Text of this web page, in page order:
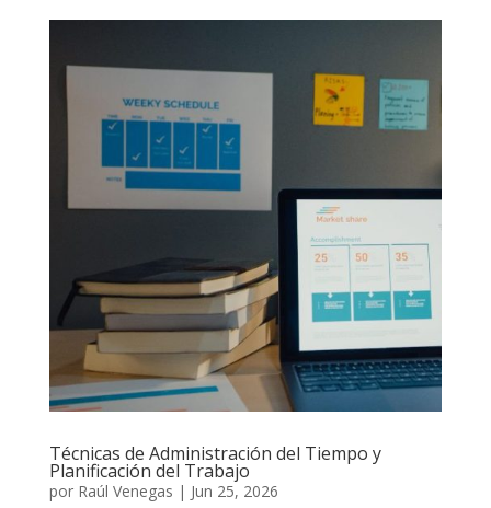
Técnicas de Administración del Tiempo y
Planificación del Trabajo
por Raúl Venegas | Jun 25, 2026